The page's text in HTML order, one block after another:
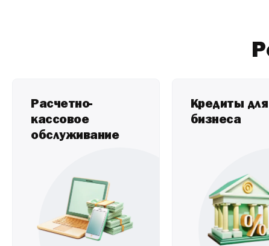
Расчетно-
кассовое
обслуживание
Кредиты для
бизнеса